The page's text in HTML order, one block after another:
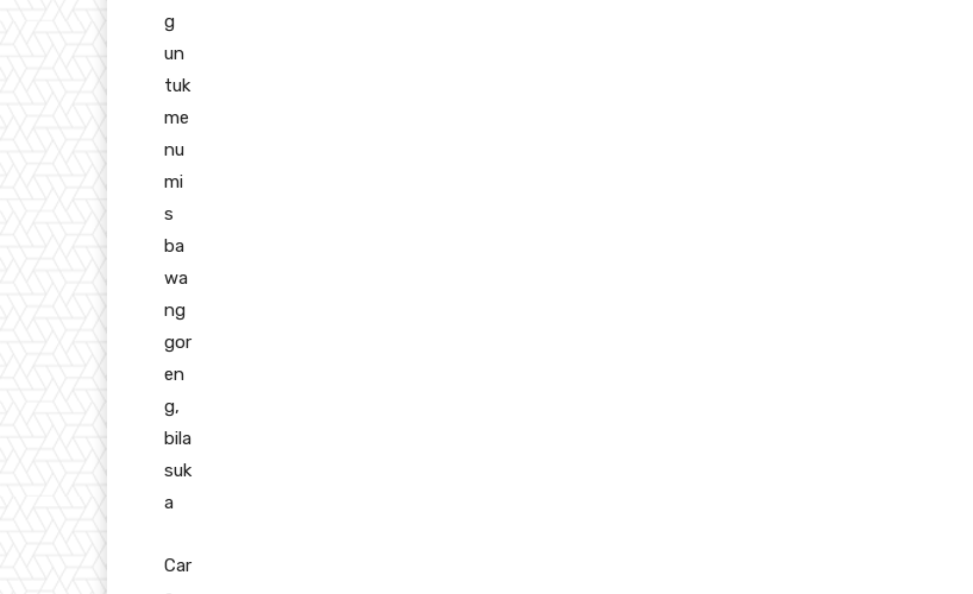
g
un
tuk
me
nu
mi
s
ba
wa
ng
gor
en
g,
bila
suk
a
Car